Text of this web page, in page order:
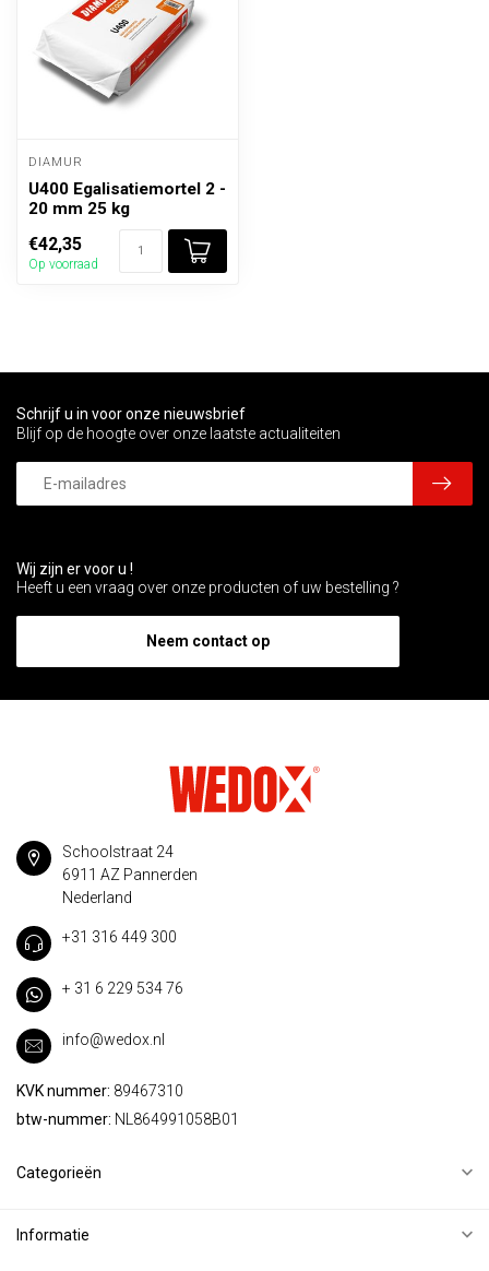
DIAMUR
U400 Egalisatiemortel 2 -
20 mm 25 kg
€42,35
Op voorraad
Wij zijn er voor u !
Heeft u een vraag over onze producten of uw bestelling ?
Neem contact op
Schrijf u in voor onze nieuwsbrief
Blijf op de hoogte over onze laatste actualiteiten
Schoolstraat 24
6911 AZ Pannerden
Nederland
+31 316 449 300
+ 31 6 229 534 76
info@wedox.nl
KVK nummer: 89467310
btw-nummer: NL864991058B01
Categorieën
Informatie